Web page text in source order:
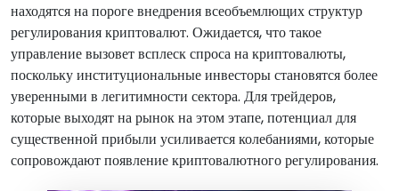
находятся на пороге внедрения всеобъемлющих структур
регулирования криптовалют. Ожидается, что такое
управление вызовет всплеск спроса на криптовалюты,
поскольку институциональные инвесторы становятся более
уверенными в легитимности сектора. Для трейдеров,
которые выходят на рынок на этом этапе, потенциал для
существенной прибыли усиливается колебаниями, которые
сопровождают появление криптовалютного регулирования.